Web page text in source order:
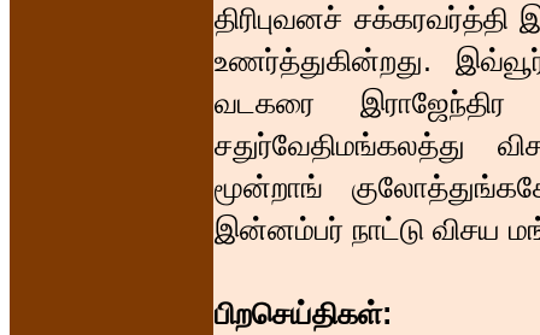
திரிபுவனச்
உணர்த்துகின்றது.
வடகரை இராஜேந்திர
சதுர்வேதிமங்கலத்து
மூன்றாங்
இன்னம்பர் நாட்டு விசய
பிறசெய்திகள்: